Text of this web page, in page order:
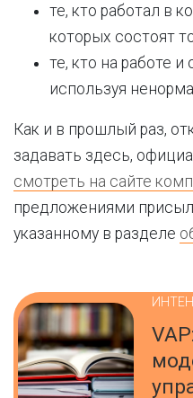
те, кто работал в
которых состоят
те, кто на работе и
используя
Как и в прошлый раз,
задавать здесь,
смотреть на сайте
предложениями
указанному в разделе